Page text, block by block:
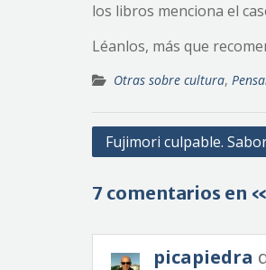
los libros menciona el
Léanlos, más que
Otras sobre cultura,
Navegación
entradas
Fujimori culpable.
7 comentarios en
picapiedra